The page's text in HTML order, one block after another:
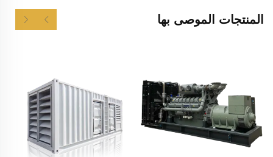
المنتجات الموصى بها